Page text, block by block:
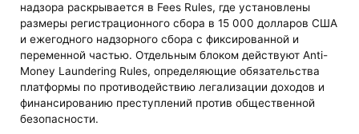
надзора раскрывается в Fees Rules, где установлены
размеры регистрационного сбора в 15 000 долларов США
и ежегодного надзорного сбора с фиксированной и
переменной частью. Отдельным блоком действуют Anti-
Money Laundering Rules, определяющие обязательства
платформы по противодействию легализации доходов и
финансированию преступлений против общественной
безопасности.